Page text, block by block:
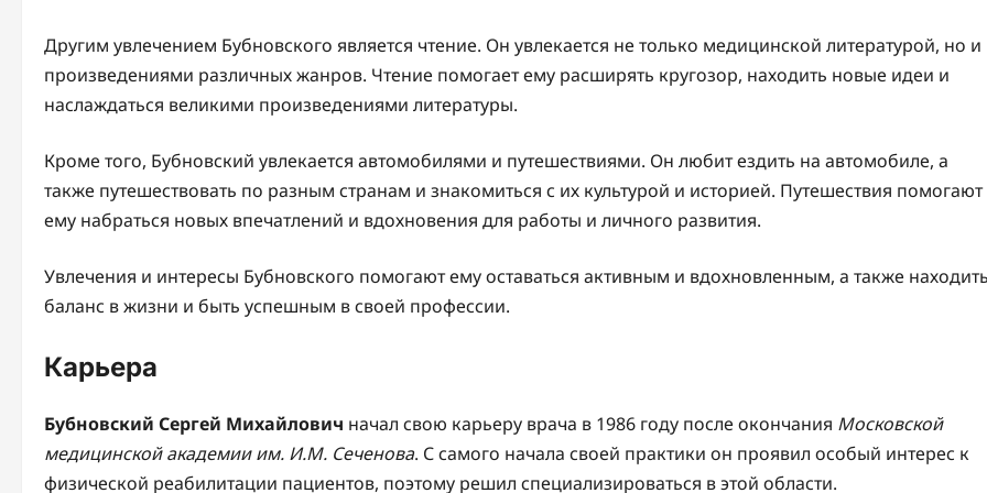
Другим увлечением Бубновского является чтение. Он увлекается не только медицинской литературой, но и
произведениями различных жанров. Чтение помогает ему расширять кругозор, находить новые идеи и
наслаждаться великими произведениями литературы.
Кроме того, Бубновский увлекается автомобилями и путешествиями. Он любит ездить на автомобиле, а
также путешествовать по разным странам и знакомиться с их культурой и историей. Путешествия помогают
ему набраться новых впечатлений и вдохновения для работы и личного развития.
Увлечения и интересы Бубновского помогают ему оставаться активным и вдохновленным, а также
баланс в жизни и быть успешным в своей профессии.
Карьера
Бубновский Сергей Михайлович начал свою карьеру врача в 1986 году после окончания Московской
медицинской академии им. И.М. Сеченова. С самого начала своей практики он проявил особый интерес к
физической реабилитации пациентов, поэтому решил специализироваться в этой области.